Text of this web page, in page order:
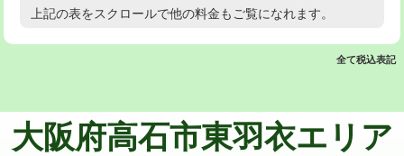
え）
マス交換（土の掘削・埋め戻し作業） 11,000円~
マス交換（深さ50㎝以上） 66,000円
高度高圧洗浄換 現地調査
追加トーラー機使用/3m超え +3,300円
上記の表をスクロールで他の料金もご覧になれます。
全て税込表記
大阪府高石市東羽衣エリア